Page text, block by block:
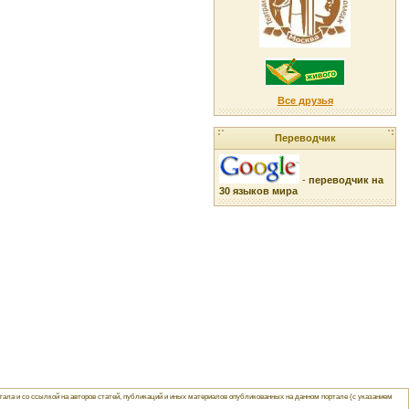
Все друзья
Переводчик
- переводчик на
30 языков мира
и со ссылкой на авторов статей, публикаций и иных материалов опубликованных на данном портале (с указанием